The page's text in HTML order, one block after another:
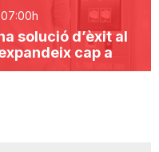
solució d’èxit al
cap a